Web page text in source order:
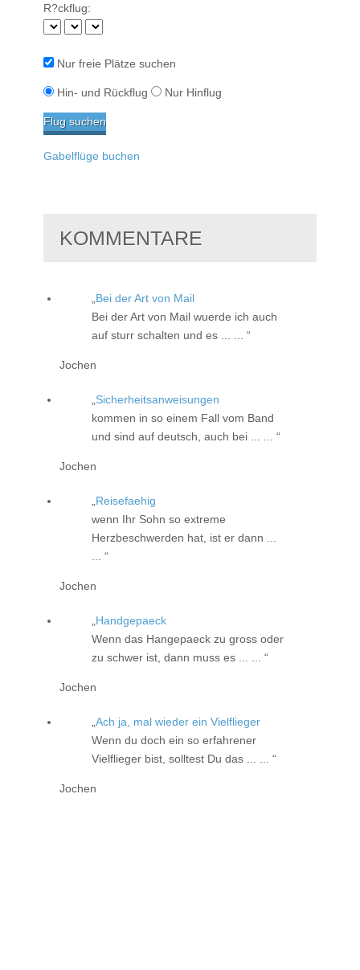
R?ckflug:
Nur freie Plätze suchen
Hin- und Rückflug Nur Hinflug
Gabelflüge buchen
KOMMENTARE
Bei der Art von Mail
Bei der Art von Mail wuerde ich auch
auf sturr schalten und es ... ...
Jochen
Sicherheitsanweisungen
kommen in so einem Fall vom Band
und sind auf deutsch, auch bei ... ...
Jochen
Reisefaehig
wenn Ihr Sohn so extreme
Herzbeschwerden hat, ist er dann ...
Jochen
Handgepaeck
Wenn das Hangepaeck zu gross oder
zu schwer ist, dann muss es ... ...
Jochen
Ach ja, mal wieder ein Vielflieger
Wenn du doch ein so erfahrener
Vielflieger bist, solltest Du das ... ...
Jochen